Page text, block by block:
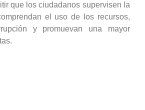
que los ciudadanos supervisen la
el uso de los recursos,
y promuevan una mayor